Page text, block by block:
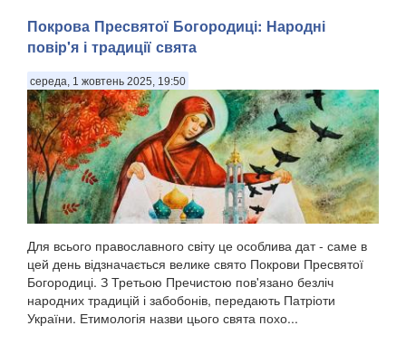
Покрова Пресвятої Богородиці: Народні
повір'я і традиції свята
середа, 1 жовтень 2025, 19:50
Для всього православного світу це особлива дат - саме в
цей день відзначається велике свято Покрови Пресвятої
Богородиці. З Третьою Пречистою пов'язано безліч
народних традицій і забобонів, передають Патріоти
України. Етимологія назви цього свята похо...